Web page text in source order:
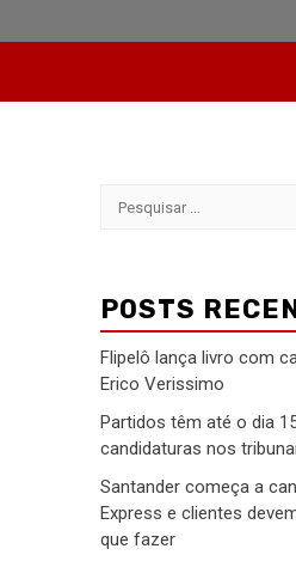
Pesquisar
POSTS
Flipelô lança livro com
Erico Verissimo
Partidos têm até o dia
candidaturas nos
Santander começa a
Express e clientes
que fazer